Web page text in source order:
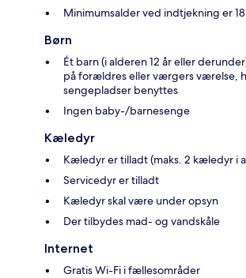
Minimumsalder ved indtjekning er 18
Børn
Ét barn (i alderen 12 år eller
på forældres eller værgers værelse,
sengepladser benyttes
Ingen baby-/barnesenge
Kæledyr
Kæledyr er tilladt (maks. 2 kæledyr i
Servicedyr er tilladt
Kæledyr skal være under opsyn
Der tilbydes mad- og vandskåle
Internet
Gratis Wi-Fi i fællesområder